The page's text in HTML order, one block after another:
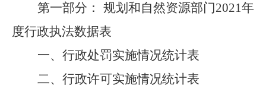
第一部分 ： 规划和自然资源部门2021年
度行政执法数据表
一、行政处罚实施情况统计表
二、行政许可实施情况统计表